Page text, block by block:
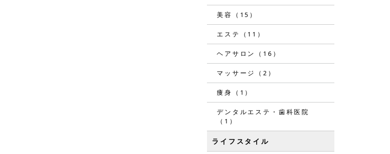
美容（15）
エステ（11）
ヘアサロン（16）
マッサージ（2）
痩身（1）
デンタルエステ・歯科医院
（1）
ライフスタイル